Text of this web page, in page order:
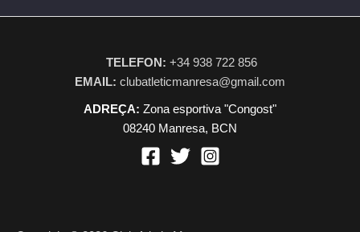
TELEFON: +34 938 722 856
EMAIL: clubatleticmanresa@gmail.com
ADREÇA: Zona esportiva "Congost"
08240 Manresa, BCN